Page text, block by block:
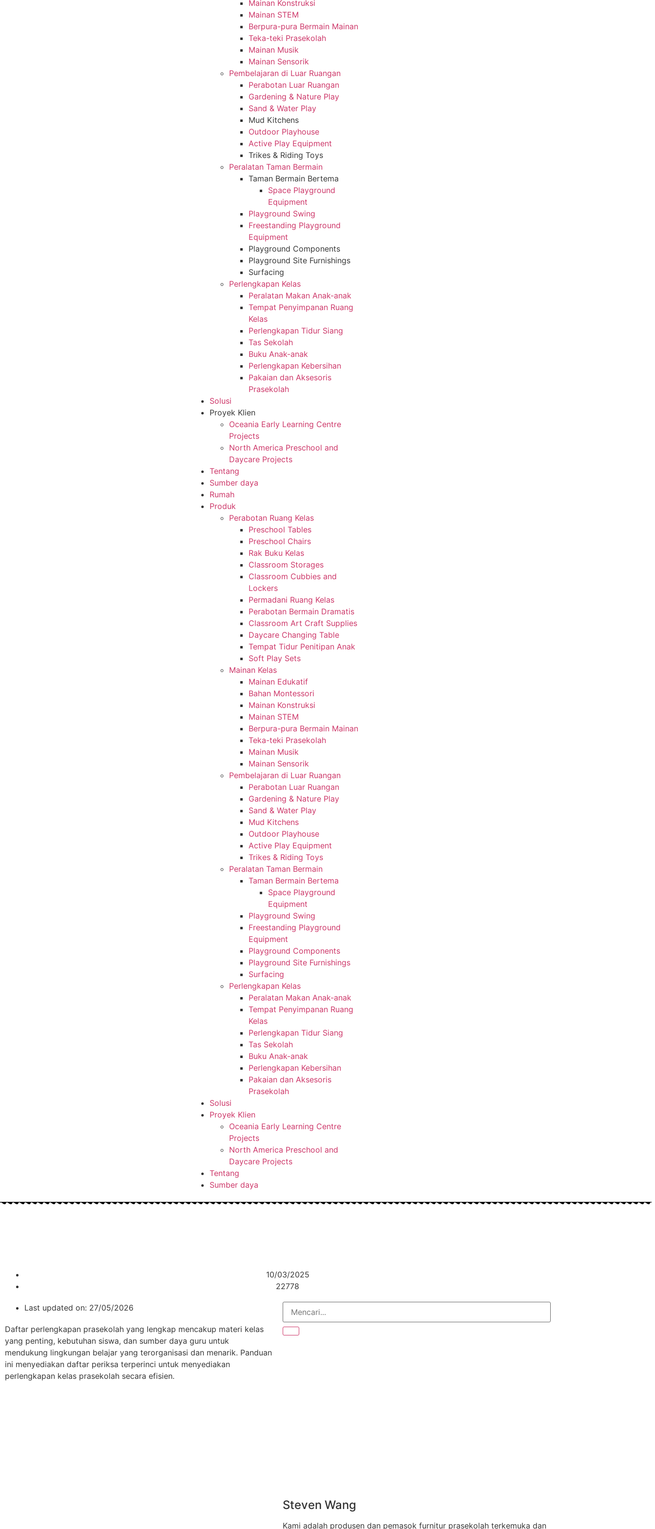
Mainan Konstruksi
Mainan STEM
Berpura-pura Bermain Mainan
Teka-teki Prasekolah
Mainan Musik
Mainan Sensorik
Pembelajaran di Luar Ruangan
Perabotan Luar Ruangan
Gardening & Nature Play
Sand & Water Play
Mud Kitchens
Outdoor Playhouse
Active Play Equipment
Trikes & Riding Toys
Peralatan Taman Bermain
Taman Bermain Bertema
Space Playground
Equipment
Playground Swing
Freestanding Playground
Equipment
Playground Components
Playground Site Furnishings
Surfacing
Perlengkapan Kelas
Peralatan Makan Anak-anak
Tempat Penyimpanan Ruang
Kelas
Perlengkapan Tidur Siang
Tas Sekolah
Buku Anak-anak
Perlengkapan Kebersihan
Pakaian dan Aksesoris
Prasekolah
Solusi
Proyek Klien
Oceania Early Learning Centre
Projects
North America Preschool and
Daycare Projects
Tentang
Sumber daya
Rumah
Produk
Perabotan Ruang Kelas
Preschool Tables
Preschool Chairs
Rak Buku Kelas
Classroom Storages
Classroom Cubbies and
Lockers
Permadani Ruang Kelas
Perabotan Bermain Dramatis
Classroom Art Craft Supplies
Daycare Changing Table
Tempat Tidur Penitipan Anak
Soft Play Sets
Mainan Kelas
Mainan Edukatif
Bahan Montessori
Mainan Konstruksi
Mainan STEM
Berpura-pura Bermain Mainan
Teka-teki Prasekolah
Mainan Musik
Mainan Sensorik
Pembelajaran di Luar Ruangan
Perabotan Luar Ruangan
Gardening & Nature Play
Sand & Water Play
Mud Kitchens
Outdoor Playhouse
Active Play Equipment
Trikes & Riding Toys
Peralatan Taman Bermain
Taman Bermain Bertema
Space Playground
Equipment
Playground Swing
Freestanding Playground
Equipment
Playground Components
Playground Site Furnishings
Surfacing
Perlengkapan Kelas
Peralatan Makan Anak-anak
Tempat Penyimpanan Ruang
Kelas
Perlengkapan Tidur Siang
Tas Sekolah
Buku Anak-anak
Perlengkapan Kebersihan
Pakaian dan Aksesoris
Prasekolah
Solusi
Proyek Klien
Oceania Early Learning Centre
Projects
North America Preschool and
Daycare Projects
Tentang
Sumber daya
10/03/2025
22778
Last updated on: 27/05/2026
Daftar perlengkapan prasekolah yang lengkap mencakup materi kelas
yang penting, kebutuhan siswa, dan sumber daya guru untuk
mendukung lingkungan belajar yang terorganisasi dan menarik. Panduan
ini menyediakan daftar periksa terperinci untuk menyediakan
perlengkapan kelas prasekolah secara efisien.
Steven Wang
Kami adalah produsen dan pemasok furnitur prasekolah terkemuka dan